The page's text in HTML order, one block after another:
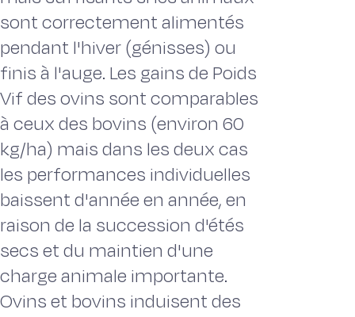
sont correctement alimentés
pendant l'hiver (génisses) ou
finis à l'auge. Les gains de Poids
Vif des ovins sont comparables
à ceux des bovins (environ 60
kg/ha) mais dans les deux cas
les performances individuelles
baissent d'année en année, en
raison de la succession d'étés
secs et du maintien d'une
charge animale importante.
Ovins et bovins induisent des